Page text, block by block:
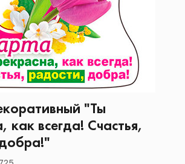
"Ты
как всегда! Счастья,